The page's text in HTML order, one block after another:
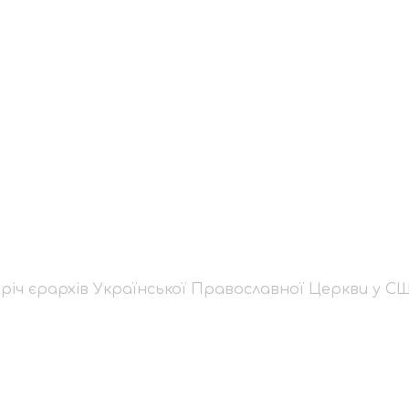
єрархів
у США із
єрархів Української Православної Церкви у